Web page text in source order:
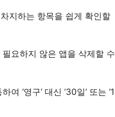
지하는 항목을 쉽게 확인할
요하지 않은 앱을 삭제할 수
‘영구’ 대신 ’30일’ 또는 ‘1